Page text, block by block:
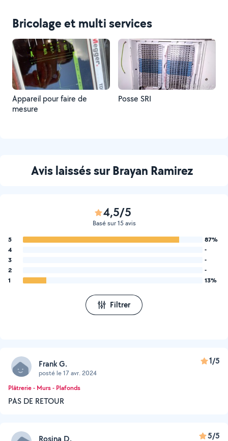
Bricolage et multi services
Appareil pour faire de
mesure
Posse SRI
Avis laissés sur Brayan Ramirez
4,5/5
Basé sur 15 avis
5
87%
4
-
3
-
2
-
1
13%
Filtrer
Frank G.
posté le 17 avr. 2024
1/5
Plâtrerie - Murs - Plafonds
PAS DE RETOUR
Rosina D. 5/5